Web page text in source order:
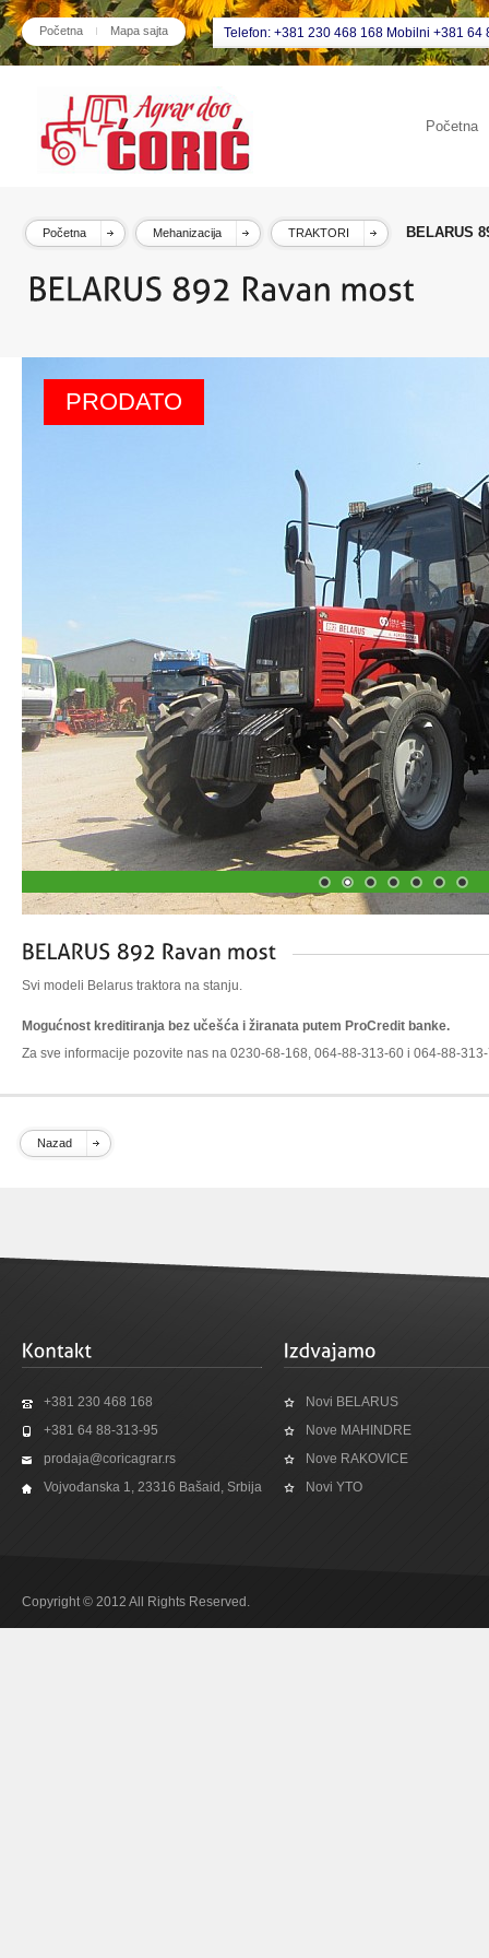
Početna Mapa sajta Telefon: +381 230 468 168 Mobilni +381 64
Početna
Početna Mehanizacija TRAKTORI BELARUS
PRODATO
Svi modeli Belarus traktora na stanju.
Mogućnost kreditiranja bez učešća i žiranata putem ProCredit banke.
Za sve informacije pozovite nas na 0230-68-168, 064-88-313-60 i 064-88-
Nazad
+381 230 468 168
+381 64 88-313-95
prodaja@coricagrar.rs
Vojvođanska 1, 23316 Bašaid, Srbija
Novi BELARUS
Nove MAHINDRE
Nove RAKOVICE
Novi YTO
Copyright © 2012 All Rights Reserved.